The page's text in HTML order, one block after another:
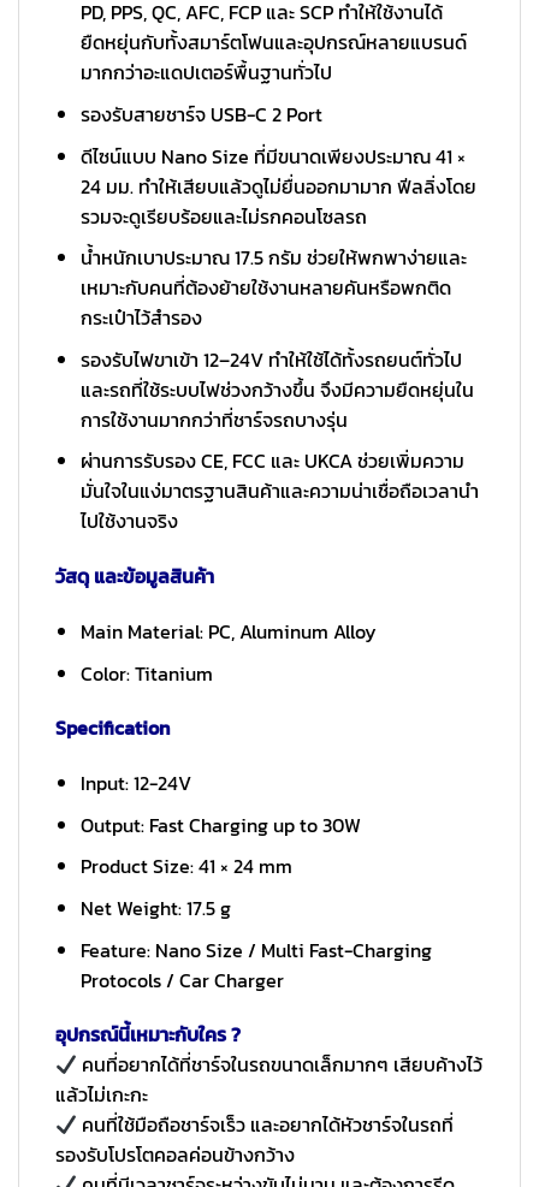
PD, PPS, QC, AFC, FCP และ SCP ทำให้ใช้งานได้
ยืดหยุ่นกับทั้งสมาร์ตโฟนและอุปกรณ์หลายแบรนด์
มากกว่าอะแดปเตอร์พื้นฐานทั่วไป
รองรับสายชาร์จ USB-C 2 Port
ดีไซน์แบบ Nano Size ที่มีขนาดเพียงประมาณ 41 ×
24 มม. ทำให้เสียบแล้วดูไม่ยื่นออกมามาก ฟีลลิ่งโดย
รวมจะดูเรียบร้อยและไม่รกคอนโซลรถ
น้ำหนักเบาประมาณ 17.5 กรัม ช่วยให้พกพาง่ายและ
เหมาะกับคนที่ต้องย้ายใช้งานหลายคันหรือพกติด
กระเป๋าไว้สำรอง
รองรับไฟขาเข้า 12–24V ทำให้ใช้ได้ทั้งรถยนต์ทั่วไป
และรถที่ใช้ระบบไฟช่วงกว้างขึ้น จึงมีความยืดหยุ่นใน
การใช้งานมากกว่าที่ชาร์จรถบางรุ่น
ผ่านการรับรอง CE, FCC และ UKCA ช่วยเพิ่มความ
มั่นใจในแง่มาตรฐานสินค้าและความน่าเชื่อถือเวลานำ
ไปใช้งานจริง
วัสดุ และข้อมูลสินค้า
Main Material: PC, Aluminum Alloy
Color: Titanium
Specification
Input: 12-24V
Output: Fast Charging up to 30W
Product Size: 41 × 24 mm
Net Weight: 17.5 g
Feature: Nano Size / Multi Fast-Charging
Protocols / Car Charger
อุปกรณ์นี้เหมาะกับใคร ?
คนที่อยากได้ที่ชาร์จในรถขนาดเล็กมากๆ เสียบค้างไว้
แล้วไม่เกะกะ
คนที่ใช้มือถือชาร์จเร็ว และอยากได้หัวชาร์จในรถที่
รองรับโปรโตคอลค่อนข้างกว้าง